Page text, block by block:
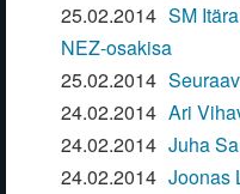
25.02.2014 SM
NEZ-osakisa
25.02.2014
24.02.2014 Ari
24.02.2014 Juha
24.02.2014 Joonas